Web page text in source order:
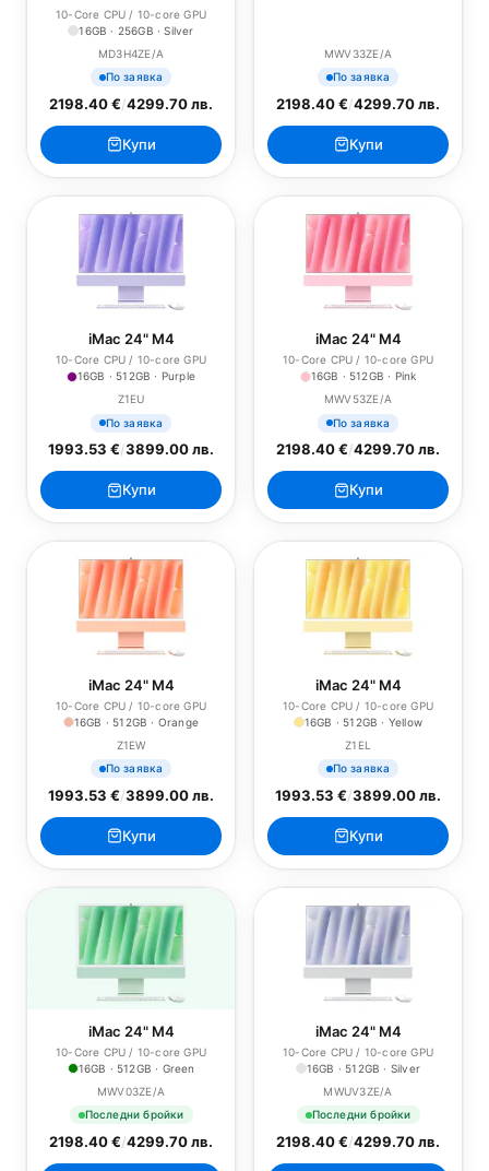
10-Core CPU / 10-core GPU
16GB · 256GB · Silver
MD3H4ZE/A
По заявка
2198.40 €/4299.70 лв.
Купи
MWV33ZE/A
По заявка
2198.40 €/4299.70 лв.
Купи
iMac 24" M4
10-Core CPU / 10-core GPU
16GB · 512GB · Purple
Z1EU
По заявка
1993.53 €/3899.00 лв.
Купи
iMac 24" M4
10-Core CPU / 10-core GPU
16GB · 512GB · Pink
MWV53ZE/A
По заявка
2198.40 €/4299.70 лв.
Купи
iMac 24" M4
10-Core CPU / 10-core GPU
16GB · 512GB · Orange
Z1EW
По заявка
1993.53 €/3899.00 лв.
Купи
iMac 24" M4
10-Core CPU / 10-core GPU
16GB · 512GB · Yellow
Z1EL
По заявка
1993.53 €/3899.00 лв.
Купи
iMac 24" M4
10-Core CPU / 10-core GPU
16GB · 512GB · Green
MWV03ZE/A
Последни бройки
2198.40 €/4299.70 лв.
iMac 24" M4
10-Core CPU / 10-core GPU
16GB · 512GB · Silver
MWUV3ZE/A
Последни бройки
2198.40 €/4299.70 лв.